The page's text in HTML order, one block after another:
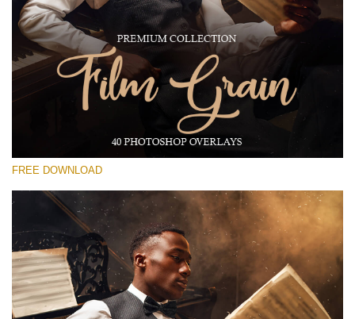
Please select
Free Photoshop Overlay #17
Small 800*533px
(40 Overlays)
Grunge Collection
(252 Overlays)
Large 6000*4000px
Entire Collection
FREE DOWNLOAD